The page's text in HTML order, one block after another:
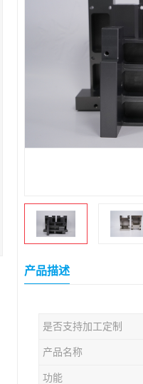
产品描述
是否支持加工定制
产品名称
功能